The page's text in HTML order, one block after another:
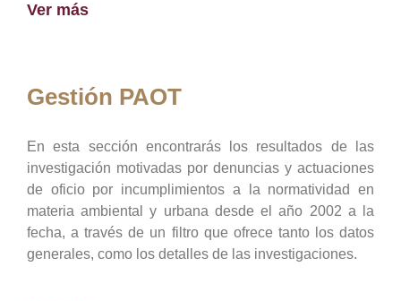
Ver más
Gestión PAOT
En esta sección encontrarás los resultados de las
investigación motivadas por denuncias y actuaciones
de oficio por incumplimientos a la normatividad en
materia ambiental y urbana desde el año 2002 a la
fecha, a través de un filtro que ofrece tanto los datos
generales, como los detalles de las investigaciones.